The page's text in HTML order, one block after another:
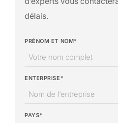
délais.
PRÉNOM ET NOM*
ENTERPRISE*
PAYS*